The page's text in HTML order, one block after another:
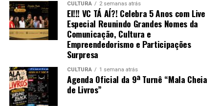
CULTURA 2 semanas atrás
EI!!! VC TÁ AÍ?! Celebra 5 Anos com Live
Especial Reunindo Grandes Nomes da
Comunicação, Cultura e
Empreendedorismo e Participações
Surpresa
CULTURA 1 semana atrás
Agenda Oficial da 9ª Turnê “Mala Cheia
de Livros”